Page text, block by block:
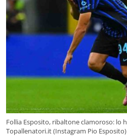
Follia Esposito, ribaltone clamoroso: lo
Topallenatori.it (Instagram Pio Esposito)